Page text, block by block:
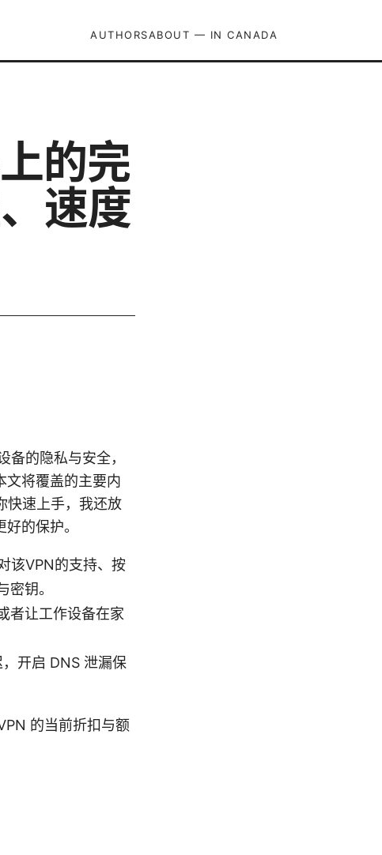
AUTHORSABOUT — IN CANADA
的完
速度
的隐私与安全，
文将覆盖的主要内
快速上手，我还放
的保护。
该VPN的支持、按
钥。
者让工作设备在家
开启 DNS 泄漏保
的当前折扣与额